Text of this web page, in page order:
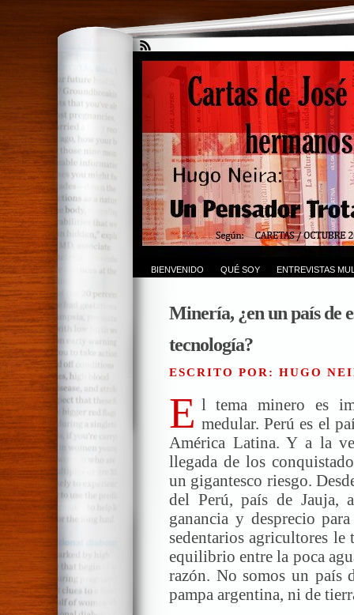
BIENVENIDO QUÉ SOY ENTREVISTAS
Minería, ¿en un país de
tecnología?
ESCRITO POR: HUGO
E l tema minero es
medular. Perú es el
América Latina. Y a la
llegada de los
un gigantesco riesgo.
del Perú, país de Jauja,
ganancia y desprecio
sedentarios agricultores le
equilibrio entre la poca
razón. No somos un país
pampa argentina, ni de